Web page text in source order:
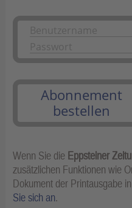
Abonnement
bestellen
Wenn Sie die Eppsteiner
zusätzlichen Funktionen wie
Dokument der Printausgabe
Sie sich an.